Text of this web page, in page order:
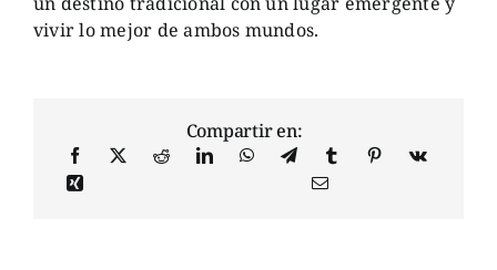
vivir lo mejor de ambos mundos.
Compartir en: